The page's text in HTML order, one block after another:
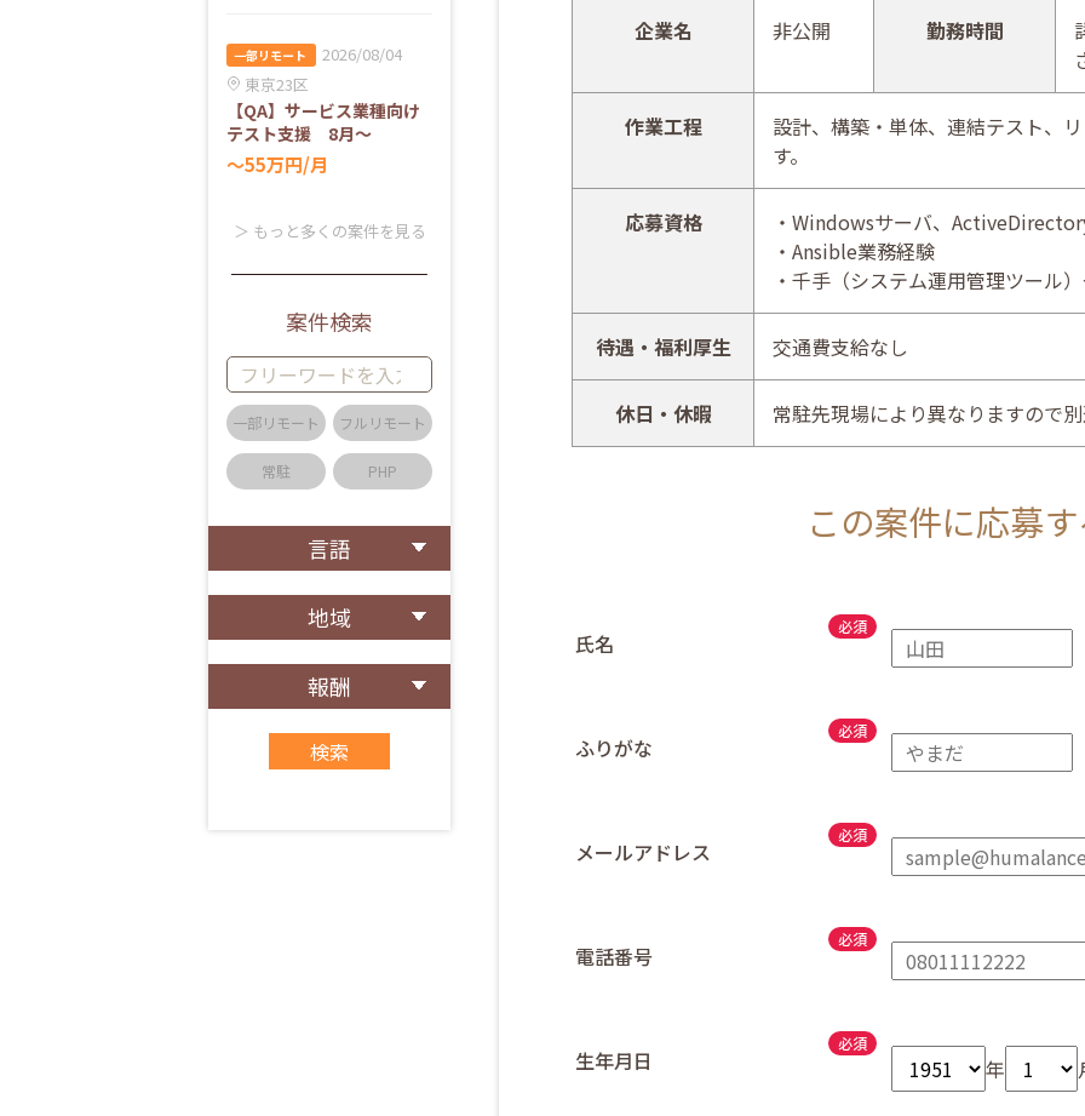
一部リモート
2026/08/04
東京23区
【QA】サービス業種向け
テスト支援 8月～
〜55万円/月
＞ もっと多くの案件を見る
案件検索
一部リモート フルリモート
常駐 PHP
言語
地域
報酬
企業名 非公開 勤務時間
作業工程
設計、構築・単体、連結テスト、
す。
応募資格
・Windowsサーバ、
・Ansible業務経験
・千手（システム運用管理ツール
待遇・福利厚生 交通費支給なし
休日・休暇 常駐先現場により異なりますので
この案件に応募
氏名
ふりがな
メールアドレス
電話番号
生年月日 年